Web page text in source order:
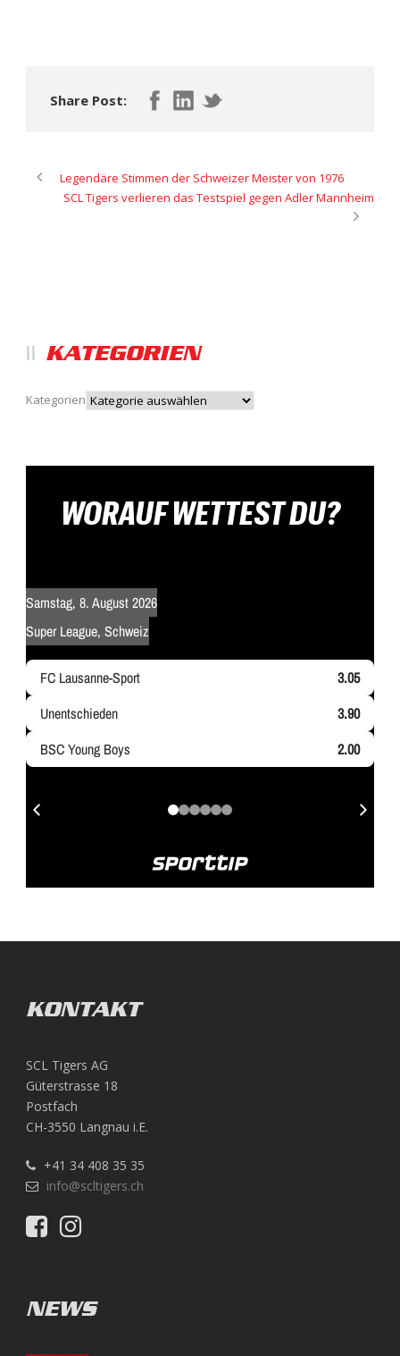
Share Post:
Legendäre Stimmen der Schweizer Meister von 1976
SCL Tigers verlieren das Testspiel gegen Adler Mannheim
KATEGORIEN
Kategorien
KONTAKT
SCL Tigers AG
Güterstrasse 18
Postfach
CH-3550 Langnau i.E.
+41 34 408 35 35
info@scltigers.ch
NEWS